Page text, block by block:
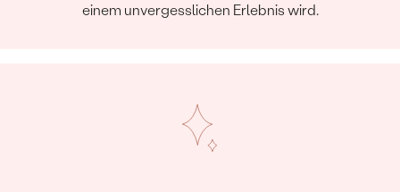
einem unvergesslichen Erlebnis wird.